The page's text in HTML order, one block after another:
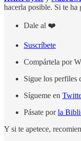
hacerla posible. Si te ha
Dale al ❤️
Suscríbete
Compártela por
Sigue los perfiles
Sígueme en
Pásate porla
Y si te apetece,